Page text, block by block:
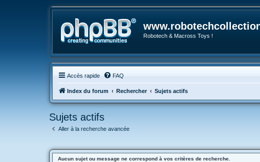
Robotech & Macross Toys !
Accès rapide FAQ
Index du forum Rechercher Sujets actifs
Sujets actifs
Aller à la recherche avancée
Aucun sujet ou message ne correspond à vos critères de recherche.